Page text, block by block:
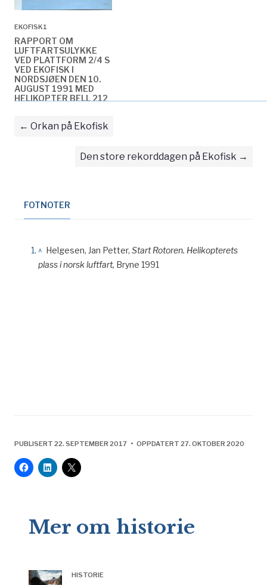
EKOFISK1
RAPPORT OM
LUFTFARTSULYKKE
VED PLATTFORM 2/4 S
VED EKOFISK I
NORDSJØEN DEN 10.
AUGUST 1991 MED
HELIKOPTER BELL 212
KUN TILGJENGELIG PÅ NORSK
Orkan på Ekofisk
Den store rekorddagen på Ekofisk
FOTNOTER
^ Helgesen, Jan Petter, Start Rotoren. Helikopterets
plass i norsk luftfart, Bryne 1991
PUBLISERT 22. SEPTEMBER 2017 • OPPDATERT 27. OKTOBER 2020
Mer om historie
HISTORIE